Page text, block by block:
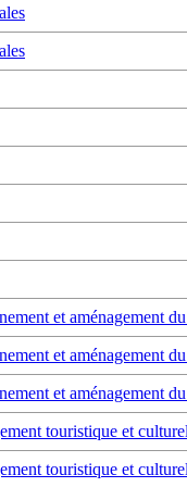
et aménagement
et aménagement
et aménagement
touristique et culturel
touristique et culturel